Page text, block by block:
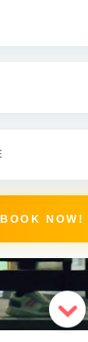
BOOK NOW!